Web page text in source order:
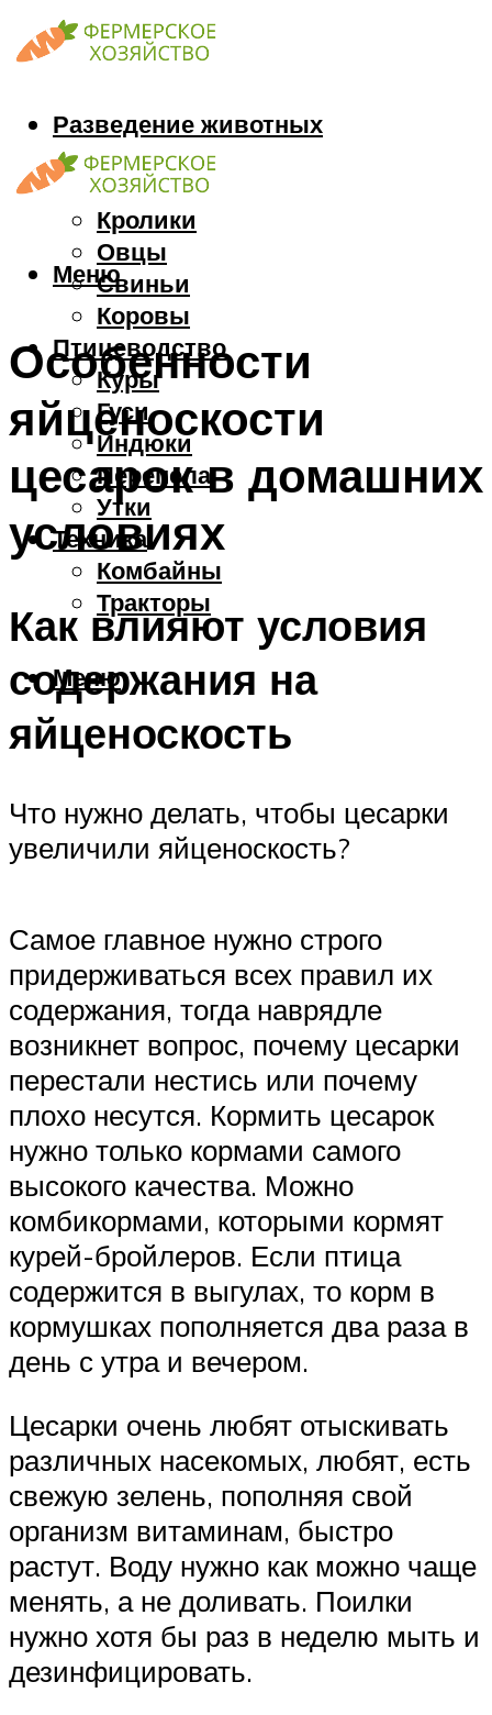
Разведение животных
Козы
Кони
Кролики
Овцы
Свиньи
Коровы
Птицеводство
Куры
Гуси
Индюки
Перепела
Утки
Техника
Комбайны
Тракторы
Меню
Меню
Особенности
яйценоскости
цесарок в домашних
условиях
Как влияют условия
содержания на
яйценоскость
Что нужно делать, чтобы цесарки
увеличили яйценоскость?
Самое главное нужно строго
придерживаться всех правил их
содержания, тогда наврядле
возникнет вопрос, почему цесарки
перестали нестись или почему
плохо несутся. Кормить цесарок
нужно только кормами самого
высокого качества. Можно
комбикормами, которыми кормят
курей-бройлеров. Если птица
содержится в выгулах, то корм в
кормушках пополняется два раза в
день с утра и вечером.
Цесарки очень любят отыскивать
различных насекомых, любят, есть
свежую зелень, пополняя свой
организм витаминам, быстро
растут. Воду нужно как можно чаще
менять, а не доливать. Поилки
нужно хотя бы раз в неделю мыть и
дезинфицировать.